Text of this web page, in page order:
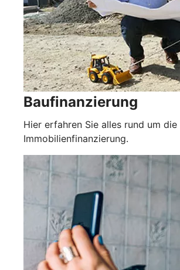
Baufinanzierung
Hier erfahren Sie alles rund um die
Immobilienfinanzierung.